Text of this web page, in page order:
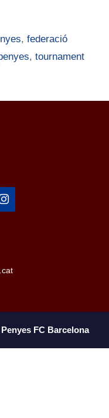
,federació
, tournament
FC Barcelona